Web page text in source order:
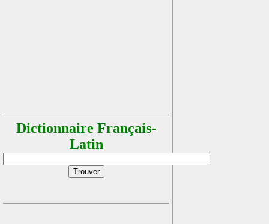
Dictionnaire Français-
Latin